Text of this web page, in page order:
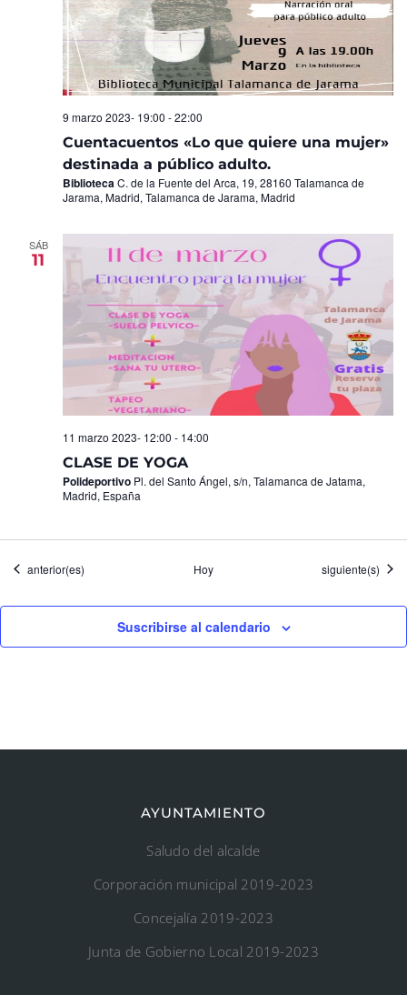
Cuentacuentos «Lo que quiere una mujer»
destinada a público adulto.
9 marzo 2023- 19:00 -22:00
BibliotecaC. de la Fuente del Arca, 19, 28160 Talamanca de
Jarama, Madrid, Talamanca de Jarama, Madrid
SÁB
11
CLASE DE YOGA
11 marzo 2023- 12:00 - 14:00
Polideportivo Pl. del Santo Ángel, s/n, Talamanca de Jatama,
Madrid, España
Eventos
anterior(es) Hoy Eventos
siguiente(s)
Suscribirse al calendario
AYUNTAMIENTO
Saludo del alcalde
Corporación municipal 2019-2023
Concejalía 2019-2023
Junta de Gobierno Local 2019-2023